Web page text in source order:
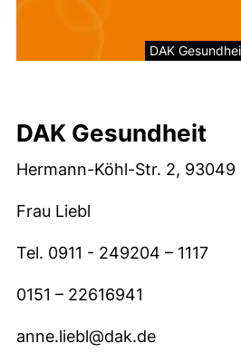
DAK
DAK Gesundheit
Hermann-Köhl-Str. 2, 93049
Frau Liebl
Tel. 0911 - 249204 – 1117
0151 – 22616941
anne.liebl@dak.de